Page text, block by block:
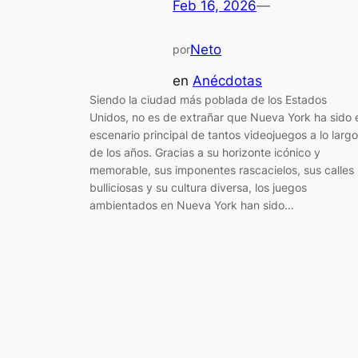
Feb 16, 2026—
porNeto
en Anécdotas
Siendo la ciudad más poblada de los Estados
Unidos, no es de extrañar que Nueva York ha sido
escenario principal de tantos videojuegos a lo largo
de los años. Gracias a su horizonte icónico y
memorable, sus imponentes rascacielos, sus calles
bulliciosas y su cultura diversa, los juegos
ambientados en Nueva York han sido…